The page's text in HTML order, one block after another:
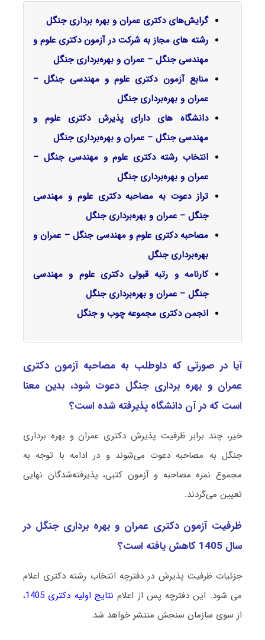
گرایش‌های دکتری ﻋﻤﺮان و ﺑﻬﺮه ﺑﺮداری ﺟﻨﮕﻞ
رشته های مجاز به شرکت در آزمون دکتری علوم و
مهندسی جنگل – عمران و بهره‌برداری جنگل
منابع آزمون دکتری علوم و مهندسی جنگل –
عمران و بهره‌برداری جنگل
دانشگاه های دارای پذیرش دکتری علوم و
مهندسی جنگل – عمران و بهره‌برداری جنگل
انتخاب رشته دکتری علوم و مهندسی جنگل –
عمران و بهره‌برداری جنگل
تراز دعوت به مصاحبه دکتری علوم و مهندسی
جنگل – عمران و بهره‌برداری جنگل
مصاحبه دکتری علوم و مهندسی جنگل – عمران و
بهره‌برداری جنگل
کارنامه و رتبه قبولی دکتری علوم و مهندسی
جنگل – عمران و بهره‌برداری جنگل
انجمن دکتری مجموعه چوب و جنگل
آیا در صورتی که داوطلب به مصاحبه آزمون دکتری
ﻋﻤﺮان و ﺑﻬﺮه ﺑﺮداری ﺟﻨﮕﻞ دعوت شود، بدین معنا
است که در آن دانشگاه پذیرفته شده است؟
خیر، چند برابر ظرفیت پذیرش دکتری ﻋﻤﺮان و ﺑﻬﺮه ﺑﺮداری
ﺟﻨﮕﻞ به مصاحبه دعوت می‌شوند و در ادامه با توجه به
مجموع نمره مصاحبه و آزمون کتبی، پذیرفته‌شدگان نهایی
تعیین می‌گردند.
ظرفیت آزمون دکتری ﻋﻤﺮان و ﺑﻬﺮه ﺑﺮداری ﺟﻨﮕﻞ در
سال 1405 کاهش یافته است؟
جزئیات ظرفیت پذیرش در دفترچه انتخاب رشته دکتری اعلام
می شود. این دفترچه پس از اعلام نتایج اولیه دکتری 1405
،
از سوی سازمان سنجش منتشر خواهد شد.